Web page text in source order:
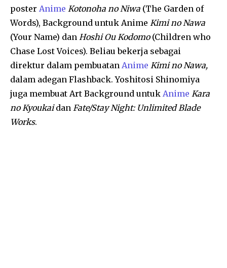
poster Anime Kotonoha no Niwa (The Garden of
Words), Background untuk Anime Kimi no Nawa
(Your Name) dan Hoshi Ou Kodomo(Children who
Chase Lost Voices). Beliau bekerja sebagai
direktur dalam pembuatan Anime Kimi no Nawa,
dalam adegan Flashback. Yoshitosi Shinomiya
juga membuat Art Background untuk Anime Kara
no Kyoukaidan Fate/Stay Night: Unlimited Blade
Works.